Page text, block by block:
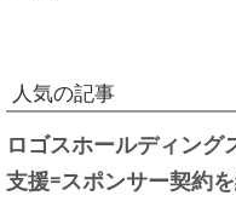
人気の記事
ロゴスホールディン
支援=スポンサー契約